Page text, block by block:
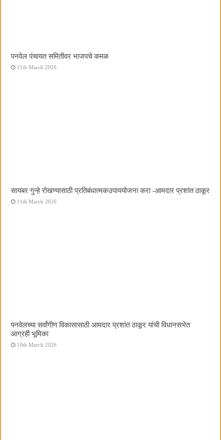
पनवेल पंचायत समितीवर भाजपचे कमळ
11th March 2026
सायबर गुन्हे रोखण्यासाठी प्रतिबंधात्मकउपाययोजना करा -आमदार प्रशांत ठाकूर
11th March 2026
पनवेलच्या सर्वांगीण विकासासाठी आमदार प्रशांत ठाकूर यांची विधानसभेत
आग्रही भूमिका
10th March 2026